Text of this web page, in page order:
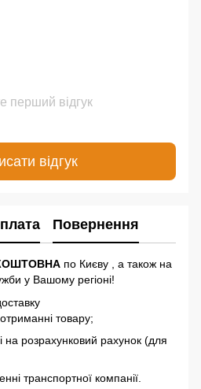
перший відгук
відгук
Повернення
по Києву , а також на
у Вашому регіоні!
товару;
на розрахунковий рахунок (для
транспортної компанії.